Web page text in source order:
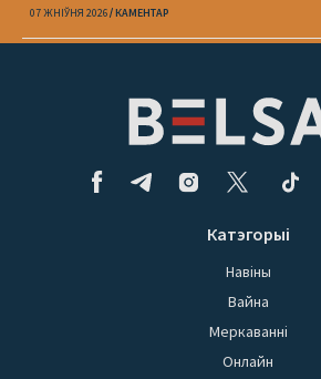
07 ЖНІЎНЯ 2026 КАМЕНТАР
Катэгорыі
Навіны
Вайна
Меркаванні
Онлайн